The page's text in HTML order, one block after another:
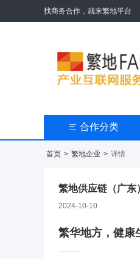
找商务合作，就来繁地平台
 合作分类
首页 > 繁地企业 > 详情
繁地供应链（广东
2024-10-10
繁华地方，健康